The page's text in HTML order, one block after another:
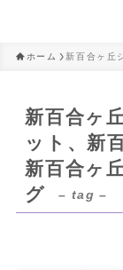
ホーム 新百合ヶ丘
新百合ヶ
ット、新
新百合ヶ
グ
– tag –